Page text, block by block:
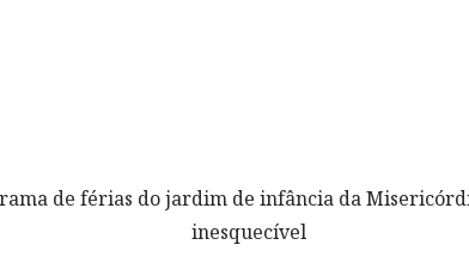
de férias do jardim de infância da
inesquecível